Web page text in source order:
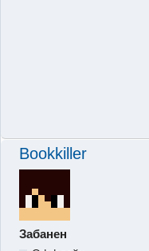
Bookkiller
Забанен